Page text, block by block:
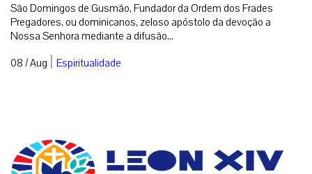
São Domingos de Gusmão, Fundador da Ordem dos Frades
Pregadores, ou dominicanos, zeloso apóstolo da devoção a
Nossa Senhora mediante a difusão...
08 / Aug | Espiritualidade